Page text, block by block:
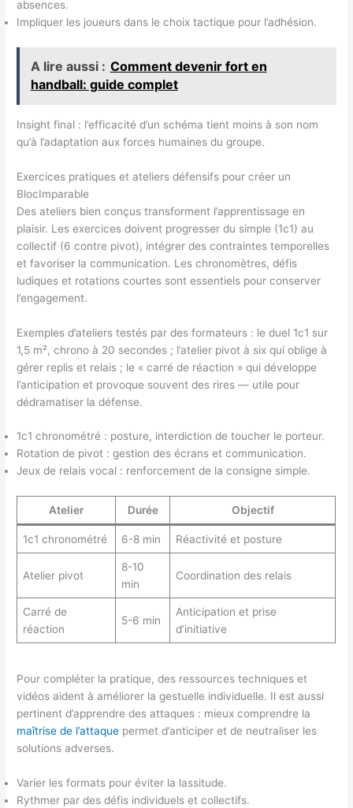
absences.
Impliquer les joueurs dans le choix tactique pour l’adhésion.
A lire aussi : Comment devenir fort en
handball: guide complet
Insight final : l’efficacité d’un schéma tient moins à son nom
qu’à l’adaptation aux forces humaines du groupe.
Exercices pratiques et ateliers défensifs pour créer un
BlocImparable
Des ateliers bien conçus transforment l’apprentissage en
plaisir. Les exercices doivent progresser du simple (1c1) au
collectif (6 contre pivot), intégrer des contraintes temporelles
et favoriser la communication. Les chronomètres, défis
ludiques et rotations courtes sont essentiels pour conserver
l’engagement.
Exemples d’ateliers testés par des formateurs : le duel 1c1 sur
1,5 m², chrono à 20 secondes ; l’atelier pivot à six qui oblige à
gérer replis et relais ; le « carré de réaction » qui développe
l’anticipation et provoque souvent des rires — utile pour
dédramatiser la défense.
1c1 chronométré : posture, interdiction de toucher le porteur.
Rotation de pivot : gestion des écrans et communication.
Jeux de relais vocal : renforcement de la consigne simple.
Atelier Durée Objectif
1c1 chronométré 6-8 min Réactivité et posture
Atelier pivot
8-10
min
Coordination des relais
Carré de
réaction
5-6 min
Anticipation et prise
d’initiative
Pour compléter la pratique, des ressources techniques et
vidéos aident à améliorer la gestuelle individuelle. Il est aussi
pertinent d’apprendre des attaques : mieux comprendre la
maîtrise de l’attaque permet d’anticiper et de neutraliser les
solutions adverses.
Varier les formats pour éviter la lassitude.
Rythmer par des défis individuels et collectifs.